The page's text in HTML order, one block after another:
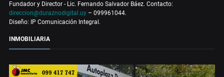
Fundador y Director - Lic. Fernando Salvador Báez. Contacto:
direccion@duraznodigital.uy – 099961044.
Diseño: IP Comunicación Integral.
INMOBILIARIA